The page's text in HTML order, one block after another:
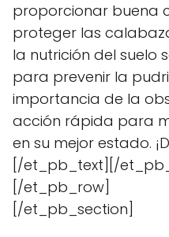
proporcionar buena
proteger las
la nutrición del suelo
para prevenir la
importancia de la
acción rápida para
en su mejor estado.
[/et_pb_text][/
[/et_pb_row]
[/et_pb_section]